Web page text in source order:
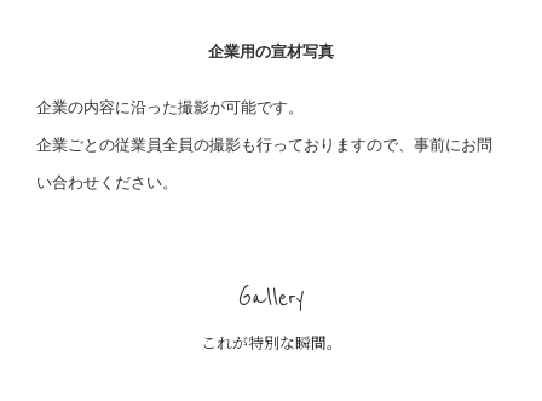
企業用の宣材写真
企業の内容に沿った撮影が可能です。
企業ごとの従業員全員の撮影も行っておりますので、事前にお問
い合わせください。
Gallery
これが特別な瞬間。